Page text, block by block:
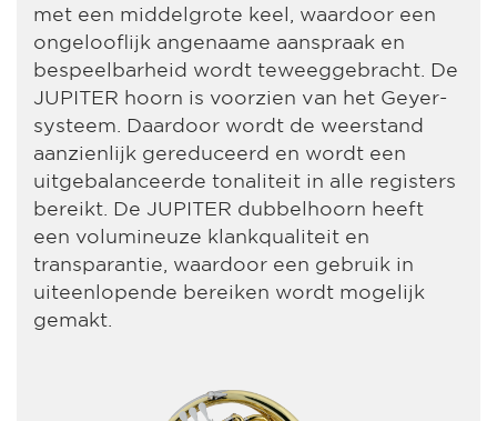
met een middelgrote keel, waardoor een
ongelooflijk angenaame aanspraak en
bespeelbarheid wordt teweeggebracht. De
JUPITER hoorn is voorzien van het Geyer-
systeem. Daardoor wordt de weerstand
aanzienlijk gereduceerd en wordt een
uitgebalanceerde tonaliteit in alle registers
bereikt. De JUPITER dubbelhoorn heeft
een volumineuze klankqualiteit en
transparantie, waardoor een gebruik in
uiteenlopende bereiken wordt mogelijk
gemakt.